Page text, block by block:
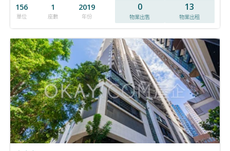
156
單位
1
座數
2019
年份
0
物業出售
13
物業出租